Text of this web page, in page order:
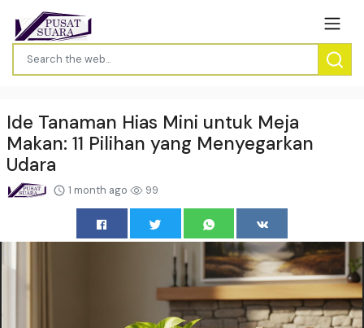
Ide Tanaman Hias Mini untuk Meja
Makan: 11 Pilihan yang Menyegarkan
Udara
1 month ago 99